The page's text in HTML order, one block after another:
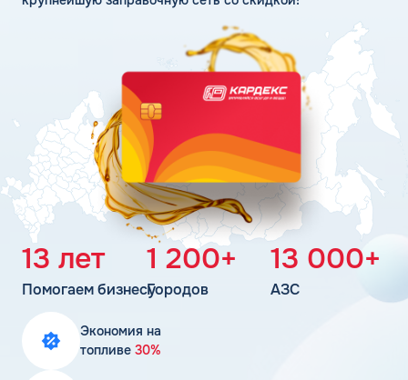
Калькулятор расхода топлива
Карта АЗС
Получить консультацию
13 лет
Помогаем бизнесу
1 200+
Городов
13 000+
АЗС
Экономия на
топливе 30%